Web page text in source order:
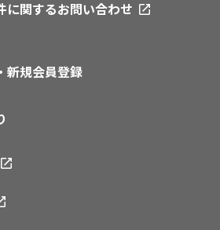
に関するお問い合わせ
新規会員登録